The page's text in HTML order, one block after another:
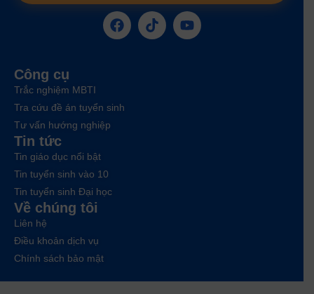
Công cụ
Trắc nghiệm MBTI
Tra cứu đề án tuyển sinh
Tư vấn hướng nghiệp
Tin tức
Tin giáo dục nổi bật
Tin tuyển sinh vào 10
Tin tuyển sinh Đại học
Về chúng tôi
Liên hệ
Điều khoản dịch vụ
Chính sách bảo mật